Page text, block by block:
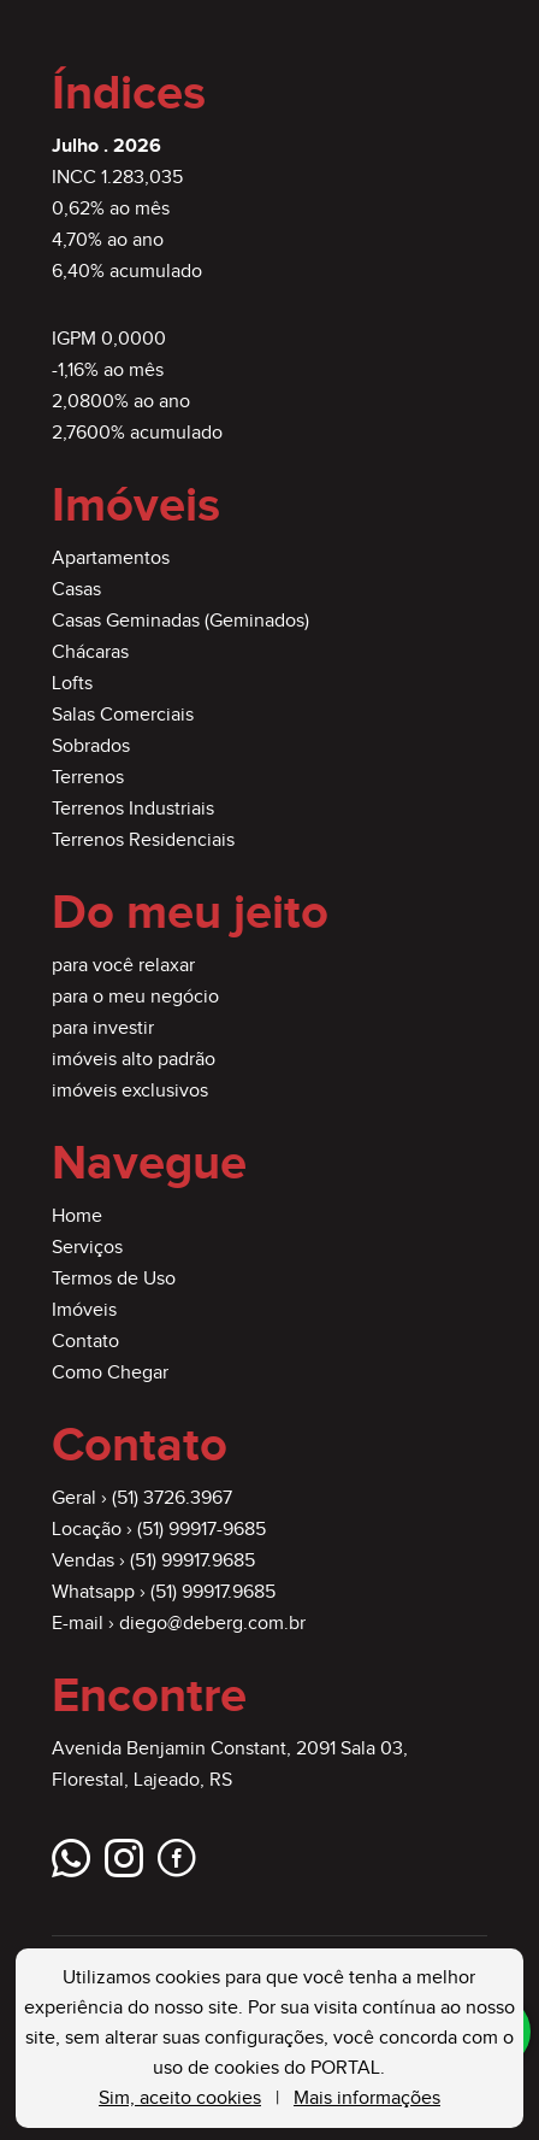
Índices
Julho . 2026
INCC 1.283,035
0,62% ao mês
4,70% ao ano
6,40% acumulado
IGPM 0,0000
-1,16% ao mês
2,0800% ao ano
2,7600% acumulado
Imóveis
Apartamentos
Casas
Casas Geminadas (Geminados)
Chácaras
Lofts
Salas Comerciais
Sobrados
Terrenos
Terrenos Industriais
Terrenos Residenciais
Do meu jeito
para você relaxar
para o meu negócio
para investir
imóveis alto padrão
imóveis exclusivos
Navegue
Home
Serviços
Termos de Uso
Imóveis
Contato
Como Chegar
Contato
Geral › (51) 3726.3967
Locação › (51) 99917-9685
Vendas › (51) 99917.9685
Whatsapp › (51) 99917.9685
E-mail › diego@deberg.com.br
Encontre
Avenida Benjamin Constant, 2091 Sala 03,
Florestal, Lajeado, RS
DEBERG IMÓVEIS . Creci: 23544 J . Todos os
Direitos Reservados
Utilizamos cookies para que você tenha a melhor
experiência do nosso site. Por sua visita contínua ao nosso
site, sem alterar suas configurações, você concorda com o
uso de cookies do PORTAL.
Sim, aceito cookies| Mais informações